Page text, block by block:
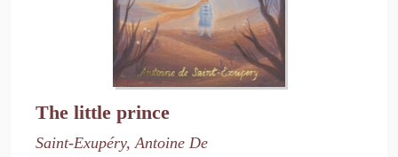
The little prince
Saint-Exupéry, Antoine De